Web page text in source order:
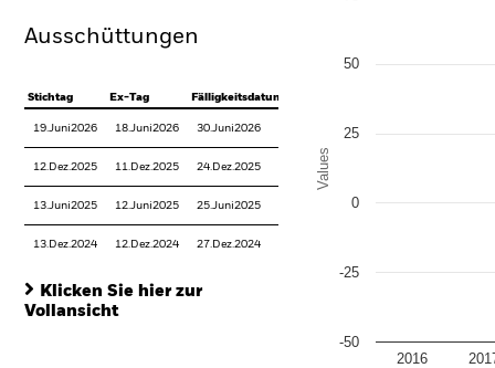
Ausschüttungen
Stichtag Ex-Tag Fälligkeitsdatum
19.Juni2026 18.Juni2026 30.Juni2026
12.Dez.2025 11.Dez.2025 24.Dez.2025
13.Juni2025 12.Juni2025 25.Juni2025
13.Dez.2024 12.Dez.2024 27.Dez.2024
Klicken Sie hier zur
Vollansicht
Bar chart with 2 data
Values
2016
-50
-25
0
25
50